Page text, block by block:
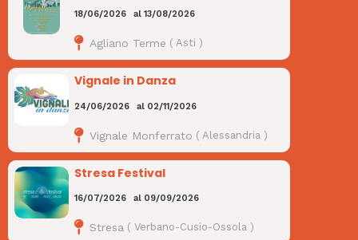
18/06/2026 al 13/08/2026
Agliano Terme ( Asti )
Vignale in Danza
24/06/2026 al 02/11/2026
Vignale Monferrato ( Alessandria )
Stresa Festival
16/07/2026 al 09/09/2026
Stresa ( Verbano-Cusio-Ossola)